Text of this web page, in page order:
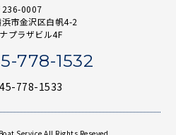
236-0007
市金沢区白帆4-2
プラザビル4F
778-1532
778-1533